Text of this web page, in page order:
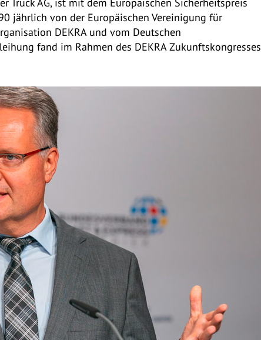
Truck AG, ist mit dem Europäischen Sicherheitspreis
jährlich von der Europäischen Vereinigung für
DEKRA und vom Deutschen
fand im Rahmen des DEKRA Zukunftskongresses